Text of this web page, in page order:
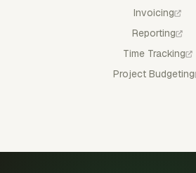
Invoicing
Reporting
Time Tracking
Project Budgeting